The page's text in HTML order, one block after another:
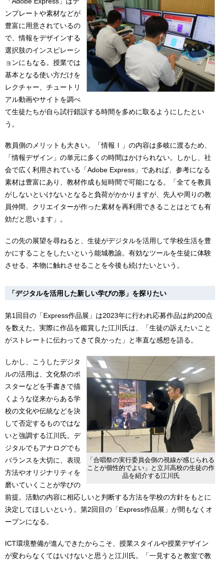
ンプレートや素材などが
豊富に用意されているの
で、情報をデザインする
選択肢のインスピレーシ
ョンにもなる。授業では
基本となる使い方だけを
レクチャー、チュートリ
アル動画やサイトを調べ
て生徒たちが自ら試行錯誤する時間を多めに取るようにしたとい
う。
教員側のメリットも大きい。「情報Ⅰ」の内容は多岐に渡るため、
「情報デザイン」の単元に多くの時間はかけられない。しかし、社
会で広く利用されている「Adobe Express」であれば、参考になる
素材は豊富にあり、教材作成も短時間で可能になる。「全てを教員
がしないといけないとなると負荷がかかりますが、先人や周りの教
員仲間、クリエイターが作った素材を再利用できることはとても有
効だと思います」。
この先の展望を尋ねると、生徒がデジタルを活用して学校生活を豊
かにすることをしたいという能城教諭。有効なツールを生徒に体験
させる、本物に触れさせることを今後も続けたいという。
「デジタルを活用した新しい学びの形」を探りたい
第1回目の「Express作品展」は2023年に行われ応募作品は約200点
を数えた。実際に作品を鑑賞した江川氏は、「生徒の訴えたいこと
がストレートに伝わってきて良かった」と率直な感想を語る。
「合唱祭の実行委員会側の視線が感じられる
ことが個性的でよい」と立川高校の生徒の作
品を紹介する江川氏
しかし、こうしたデジタ
ルの活用は、文化祭のポ
スターなどを手書きで描
くような従来からある学
校の文化や伝統などを決
して否定するものではな
いと強調する江川氏。デ
ジタルでもアナログでも
バランスを大切に、表現
方法やオリジナリティを
磨いていくことが学びの
前提。活動の内容に相応しいと判断する方法を学校の方針をもとに
決定してほしいという。第2回目の「Express作品展」が間もなくオ
ープンになる。
ICT環境整備が進んできたからこそ、授業スタイルや授業デザイン
が変わらなくてはいけないと思うと江川氏。「一見すると教室で教